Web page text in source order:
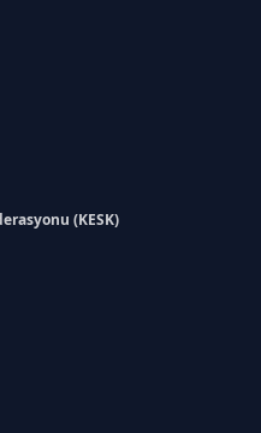
(KESK)